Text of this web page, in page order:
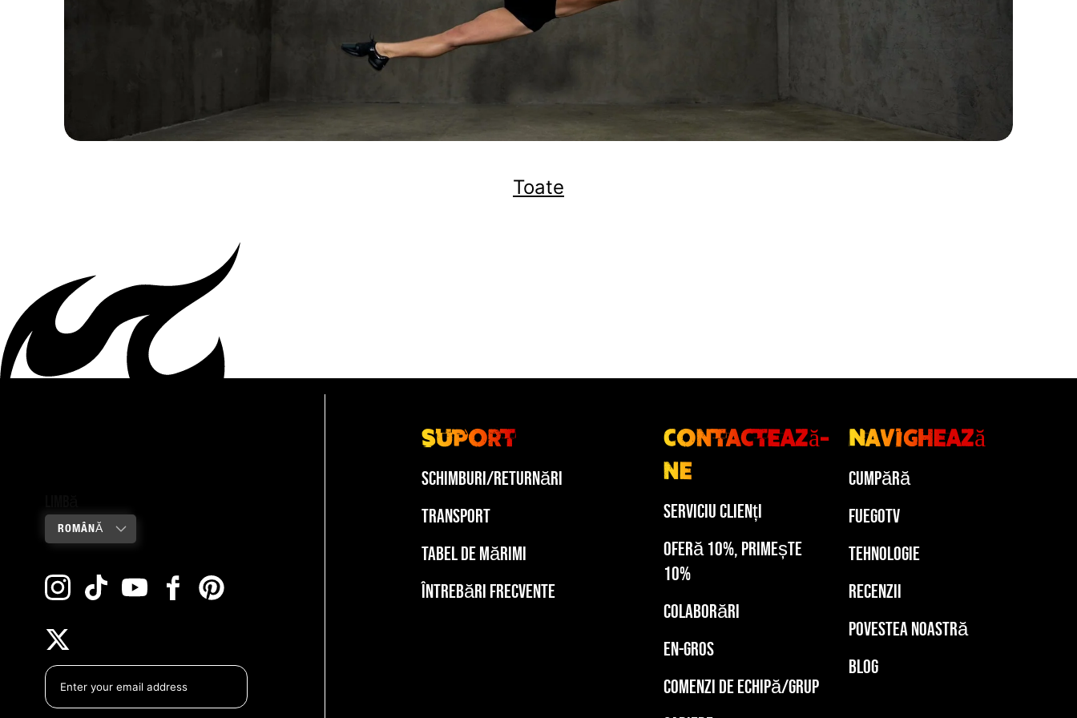
Toate
ROMÂNĂ
Instagram
TikTokYouTubeFacebookPinterest
Twitter
Suport
Schimburi/Returnări
Transport
Tabel de mărimi
Întrebări frecvente
Contactează-
ne
Serviciu Clienți
Oferă 10%, Primește
10%
Colaborări
En-gros
Comenzi de echipă/grup
Navighează
Cumpără
FuegoTv
Tehnologie
Recenzii
Povestea Noastră
Blog